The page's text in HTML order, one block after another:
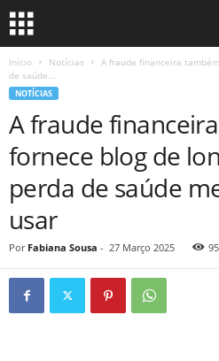
Início Notícias
A fraude financeira
de saúde...
NOTÍCIAS
A fraude
fornece blog de
perda de saúde
usar
Por Fabiana Sousa - 27 Março 2025 95